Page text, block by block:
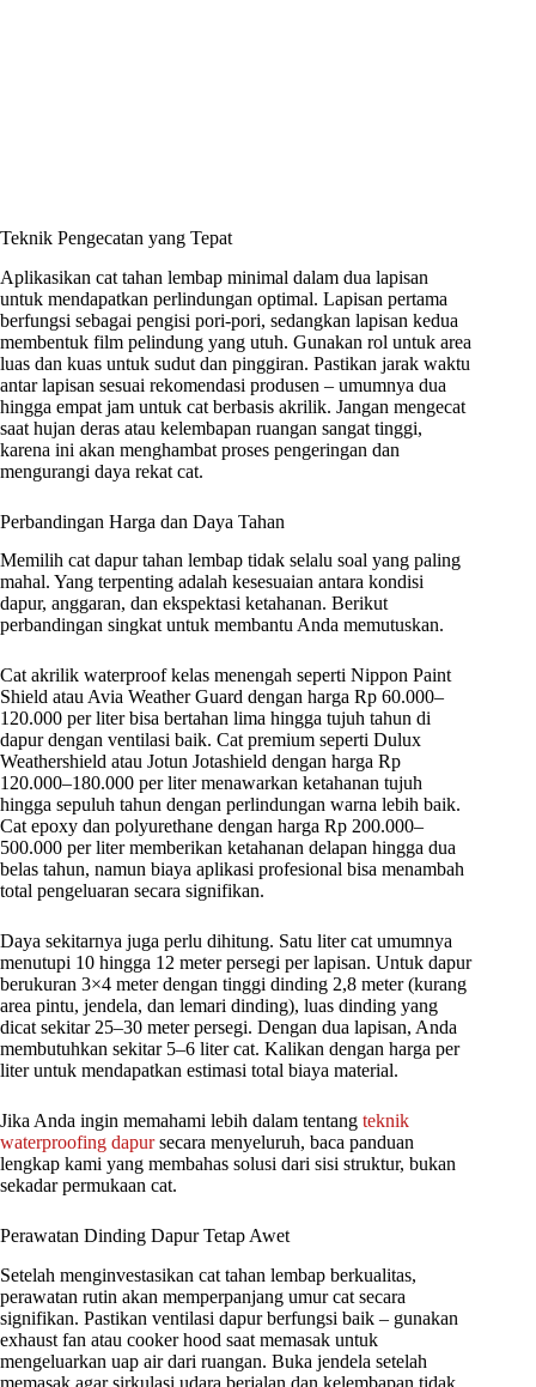
Teknik Pengecatan yang Tepat
Aplikasikan cat tahan lembap minimal dalam dua lapisan
untuk mendapatkan perlindungan optimal. Lapisan pertama
berfungsi sebagai pengisi pori-pori, sedangkan lapisan kedua
membentuk film pelindung yang utuh. Gunakan rol untuk area
luas dan kuas untuk sudut dan pinggiran. Pastikan jarak waktu
antar lapisan sesuai rekomendasi produsen – umumnya dua
hingga empat jam untuk cat berbasis akrilik. Jangan mengecat
saat hujan deras atau kelembapan ruangan sangat tinggi,
karena ini akan menghambat proses pengeringan dan
mengurangi daya rekat cat.
Perbandingan Harga dan Daya Tahan
Memilih cat dapur tahan lembap tidak selalu soal yang paling
mahal. Yang terpenting adalah kesesuaian antara kondisi
dapur, anggaran, dan ekspektasi ketahanan. Berikut
perbandingan singkat untuk membantu Anda memutuskan.
Cat akrilik waterproof kelas menengah seperti Nippon Paint
Shield atau Avia Weather Guard dengan harga Rp 60.000–
120.000 per liter bisa bertahan lima hingga tujuh tahun di
dapur dengan ventilasi baik. Cat premium seperti Dulux
Weathershield atau Jotun Jotashield dengan harga Rp
120.000–180.000 per liter menawarkan ketahanan tujuh
hingga sepuluh tahun dengan perlindungan warna lebih baik.
Cat epoxy dan polyurethane dengan harga Rp 200.000–
500.000 per liter memberikan ketahanan delapan hingga dua
belas tahun, namun biaya aplikasi profesional bisa menambah
total pengeluaran secara signifikan.
Daya sekitarnya juga perlu dihitung. Satu liter cat umumnya
menutupi 10 hingga 12 meter persegi per lapisan. Untuk dapur
berukuran 3×4 meter dengan tinggi dinding 2,8 meter (kurang
area pintu, jendela, dan lemari dinding), luas dinding yang
dicat sekitar 25–30 meter persegi. Dengan dua lapisan, Anda
membutuhkan sekitar 5–6 liter cat. Kalikan dengan harga per
liter untuk mendapatkan estimasi total biaya material.
Jika Anda ingin memahami lebih dalam tentang teknik
waterproofing dapursecara menyeluruh, baca panduan
lengkap kami yang membahas solusi dari sisi struktur, bukan
sekadar permukaan cat.
Perawatan Dinding Dapur Tetap Awet
Setelah menginvestasikan cat tahan lembap berkualitas,
perawatan rutin akan memperpanjang umur cat secara
signifikan. Pastikan ventilasi dapur berfungsi baik – gunakan
exhaust fan atau cooker hood saat memasak untuk
mengeluarkan uap air dari ruangan. Buka jendela setelah
memasak agar sirkulasi udara berjalan dan kelembapan tidak